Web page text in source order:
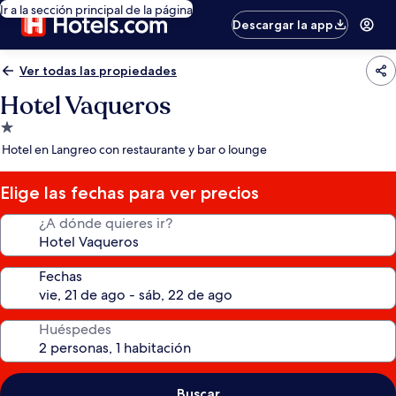
Ir a la sección principal de la página
Descargar la app
Ver todas las propiedades
Hotel Vaqueros
Propiedad
de
estrella
Hotel en Langreo con restaurante y bar o lounge
Elige las fechas para ver precios
¿A dónde quieres ir?
Fechas
Huéspedes